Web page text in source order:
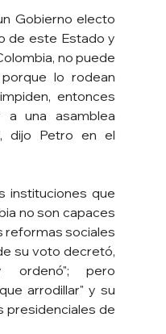
Gobierno electo
de este Estado y
no puede
lo rodean
entonces
una asamblea
dijo Petro en el
instituciones que
no son capaces
reformas sociales
su voto decretó,
ordenó"; pero
arrodillar" y su
presidenciales de